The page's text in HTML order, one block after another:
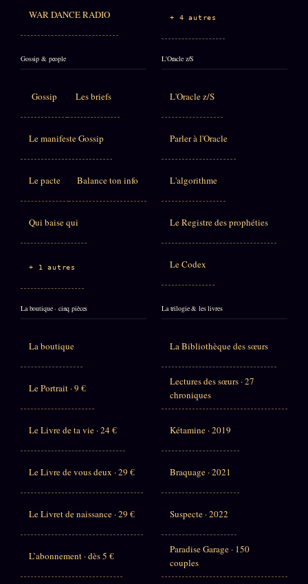
WAR DANCE RADIO + 4 autres
Gossip & people
Gossip Les briefs
Le manifeste Gossip
Le pacte Balance ton info
Qui baise qui
+ 1 autres
L'Oracle z/S
L'Oracle z/S
Parler à l'Oracle
L'algorithme
Le Registre des prophéties
Le Codex
La boutique · cinq pièces
La boutique
Le Portrait · 9 €
Le Livre de ta vie · 24 €
Le Livre de vous deux · 29 €
Le Livret de naissance · 29 €
L’abonnement · dès 5 €
La trilogie & les livres
La Bibliothèque des sœurs
Lectures des sœurs · 27
chroniques
Kétamine · 2019
Braquage · 2021
Suspecte · 2022
Paradise Garage · 150
couples